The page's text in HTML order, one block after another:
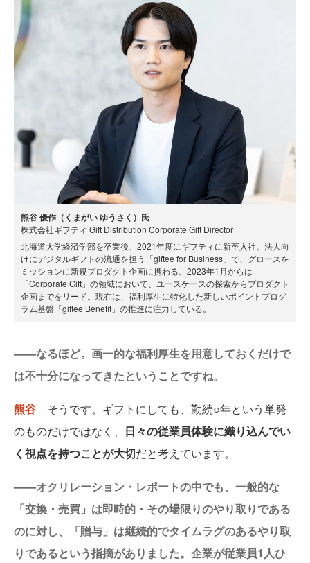
熊谷 優作（くまがい ゆうさく）氏
株式会社ギフティ Gift Distribution Corporate Gift Director
北海道大学経済学部を卒業後、2021年度にギフティに新卒入社。法人向
けにデジタルギフトの流通を担う「giftee for Business」で、グロースを
ミッションに新規プロダクト企画に携わる。2023年1月からは
「Corporate Gift」の領域において、ユースケースの探索からプロダクト
企画までをリード。現在は、福利厚生に特化した新しいポイントプログ
ラム基盤「giftee Benefit」の推進に注力している。
——なるほど。画一的な福利厚生を用意しておくだけで
は不十分になってきたということですね。
熊谷 そうです。ギフトにしても、勤続○年という単発
のものだけではなく、 日々の従業員体験に織り込んでい
く視点を持つことが大切だと考えています。
——オクリレーション・レポートの中でも、一般的な
「交換・売買」は即時的・その場限りのやり取りである
のに対し、「贈与」は継続的でタイムラグのあるやり取
りであるという指摘がありました。企業が従業員1人ひ